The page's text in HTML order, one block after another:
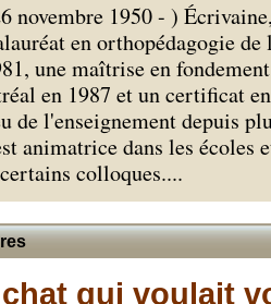
novembre 1950 - )
en orthopédagogie
une maîtrise en
en 1987 et un certificat
de l'enseignement depuis
animatrice dans les écoles
colloques....
qui voulait